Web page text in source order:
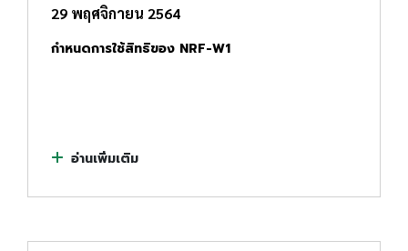
29 พฤศจิกายน 2564
กำหนดการใช้สิทธิของ NRF-W1
อ่านเพิ่มเติม